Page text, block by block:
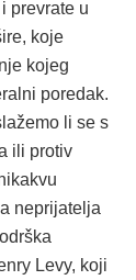
prevrate u
koje
kojeg
poredak.
li se s
ili protiv
neprijatelja
Levy, koji